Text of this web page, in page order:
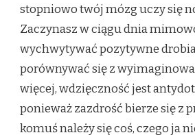
stopniowo twój mózg uczy się
Zaczynasz w ciągu dnia
wychwytywać pozytywne
porównywać się z
więcej, wdzięczność jest
ponieważ zazdrość bierze się z
komuś należy się coś, czego ja